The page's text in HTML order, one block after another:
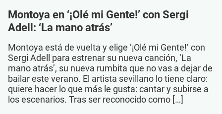
Montoya en ‘¡Olé mi Gente!’ con Sergi
Adell: ‘La mano atrás’
Montoya está de vuelta y elige ‘¡Olé mi Gente!‘ con
Sergi Adell para estrenar su nueva canción, ‘La
mano atrás’, su nueva rumbita que no vas a dejar de
bailar este verano. El artista sevillano lo tiene claro:
quiere hacer lo que más le gusta: cantar y subirse a
los escenarios. Tras ser reconocido como […]